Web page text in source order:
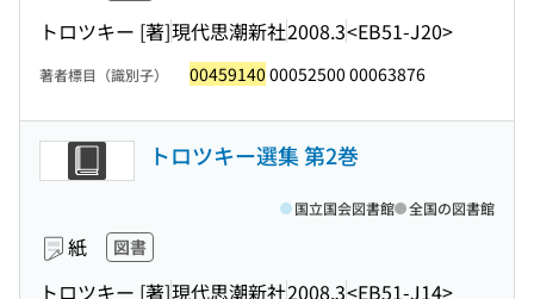
トロツキー [著]現代思潮新社2008.3<EB51-J20>
著者標目（識別子） 00459140 00052500 00063876
トロツキー選集 第2巻
紙 図書
トロツキー [著]現代思潮新社2008.3<EB51-J14>
国立国会図書館 全国の図書館